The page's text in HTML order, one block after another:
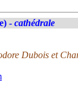
- cathédrale
Dubois et